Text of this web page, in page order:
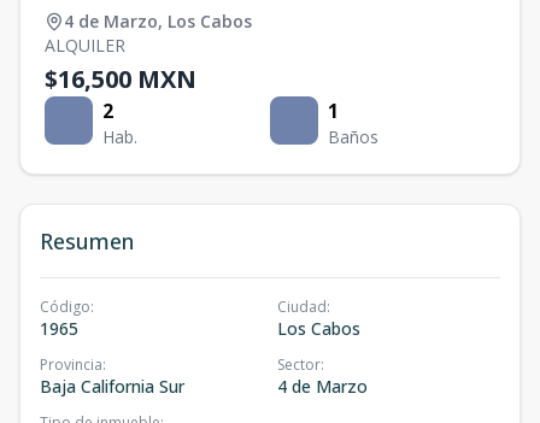
4 de Marzo, Los Cabos
ALQUILER
$16,500 MXN
2
Hab.
1
Baños
Resumen
Código:
1965
Ciudad:
Los Cabos
Provincia:
Baja California Sur
Sector:
4 de Marzo